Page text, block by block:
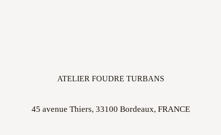
ATELIER FOUDRE TURBANS
45 avenue Thiers, 33100 Bordeaux, FRANCE